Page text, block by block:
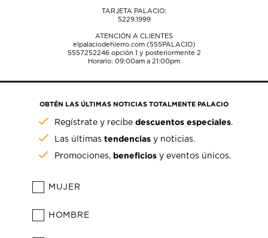
TARJETA PALACIO:
5229.1999
ATENCIÓN A CLIENTES
elpalaciodehierro.com (555PALACIO)
5557252246opción 1 y posteriormente 2
Horario: 09:00am a 21:00pm
OBTÉN LAS ÚLTIMAS NOTICIAS TOTALMENTE PALACIO
Regístrate y recibedescuentos especiales.
Las últimastendencias y noticias.
Promociones, beneficios y eventos únicos.
MUJER
HOMBRE